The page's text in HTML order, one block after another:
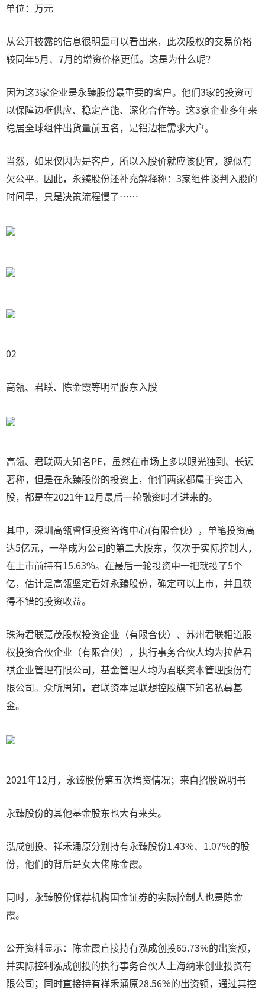
单位：万元
从公开披露的信息很明显可以看出来，此次股权的交易价格
较同年5月、7月的增资价格更低。这是为什么呢？
因为这3家企业是永臻股份最重要的客户。他们3家的投资可
以保障边框供应、稳定产能、深化合作等。这3家企业多年来
稳居全球组件出货量前五名，是铝边框需求大户。
当然，如果仅因为是客户，所以入股价就应该便宜，貌似有
欠公平。因此，永臻股份还补充解释称：3家组件谈判入股的
时间早，只是决策流程慢了……
02
高瓴、君联、陈金霞等明星股东入股
高瓴、君联两大知名PE，虽然在市场上多以眼光独到、长远
著称，但是在永臻股份的投资上，他们两家都属于突击入
股，都是在2021年12月最后一轮融资时才进来的。
其中，深圳高瓴睿恒投资咨询中心(有限合伙），单笔投资高
达5亿元，一举成为公司的第二大股东，仅次于实际控制人，
在上市前持有15.63%。在最后一轮投资中一把就投了5个
亿，估计是高瓴坚定看好永臻股份，确定可以上市，并且获
得不错的投资收益。
珠海君联嘉茂股权投资企业（有限合伙）、苏州君联相道股
权投资合伙企业（有限合伙），执行事务合伙人均为拉萨君
祺企业管理有限公司，基金管理人均为君联资本管理股份有
限公司。众所周知，君联资本是联想控股旗下知名私募基
金。
2021年12月，永臻股份第五次增资情况；来自招股说明书
永臻股份的其他基金股东也大有来头。
泓成创投、祥禾涌原分别持有永臻股份1.43%、1.07%的股
份，他们的背后是女大佬陈金霞。
同时，永臻股份保荐机构国金证券的实际控制人也是陈金
霞。
公开资料显示：陈金霞直接持有泓成创投65.73%的出资额，
并实际控制泓成创投的执行事务合伙人上海纳米创业投资有
限公司；同时直接持有祥禾涌原28.56%的出资额，通过其控